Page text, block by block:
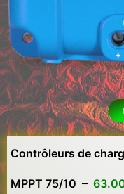
Contrôleurs de
MPPT 75/10 –